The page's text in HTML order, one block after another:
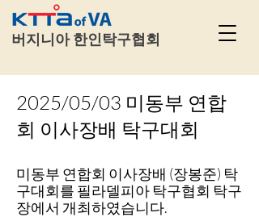
버지니아 한인탁구협회
2025/05/03 미동부 연합
회 이사장배 탁구대회
미동부 연합회 이사장배 (장봉준) 탁
구대회를 필라델피아 탁구협회 탁구
장에서 개최하였습니다.